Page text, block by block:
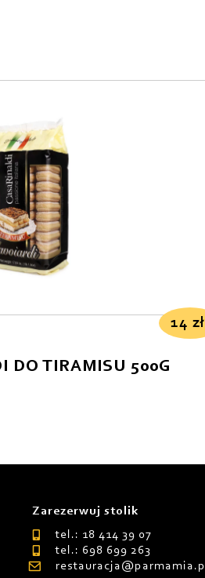
14 zł
DO TIRAMISU 500G
Zarezerwuj stolik
tel.: 18 414 39 07
tel.: 698 699 263
restauracja@parmamia.pl